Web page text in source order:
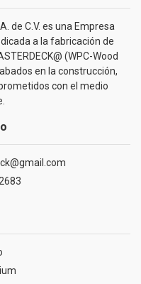
de C.V. es una Empresa
a la fabricación de
(WPC-Wood
en la construcción,
con el medio